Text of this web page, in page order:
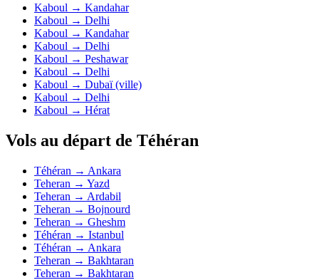
Kaboul → Kandahar
Kaboul → Delhi
Kaboul → Kandahar
Kaboul → Delhi
Kaboul → Peshawar
Kaboul → Delhi
Kaboul → Dubaï (ville)
Kaboul → Delhi
Kaboul → Hérat
Vols au départ de Téhéran
Téhéran → Ankara
Teheran → Yazd
Teheran → Ardabil
Teheran → Bojnourd
Teheran → Gheshm
Téhéran → Istanbul
Téhéran → Ankara
Teheran → Bakhtaran
Teheran → Bakhtaran